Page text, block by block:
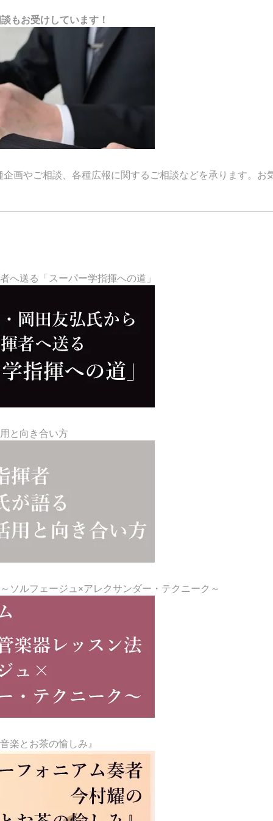
もお受けしています！
画やご相談、各種広報に関するご相談などを承ります。お
へ送る「スーパー学指揮への道」
と向き合い方
ソルフェージュ×アレクサンダー・テクニーク～
楽とお茶の愉しみ』